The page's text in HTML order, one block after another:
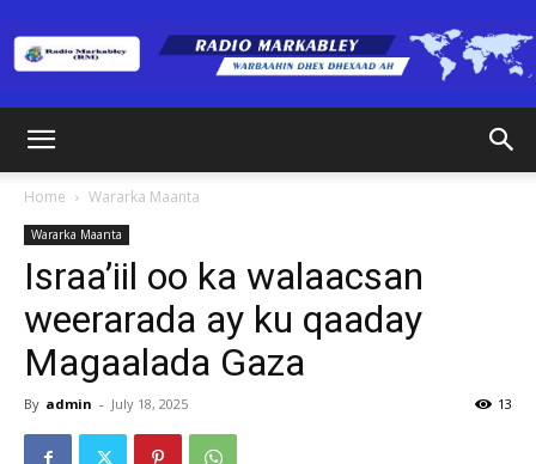
(RM)
Home Wararka Maanta
Wararka Maanta
Israa’iil oo ka walaacsan
weerarada ay ku qaaday
Magaalada Gaza
By admin - July 18, 2025 13